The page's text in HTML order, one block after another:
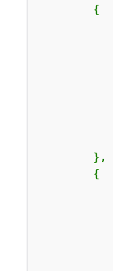
{
        },
{